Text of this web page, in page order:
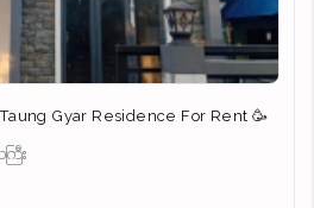
Gyar Residence For Rent 🥳
ြီး